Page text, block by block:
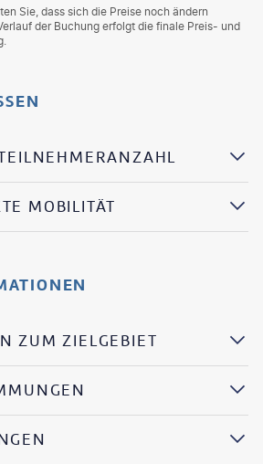
Sie, dass sich die Preise noch ändern
der Buchung erfolgt die finale Preis- und
MOBILITÄT
ZUM ZIELGEBIET